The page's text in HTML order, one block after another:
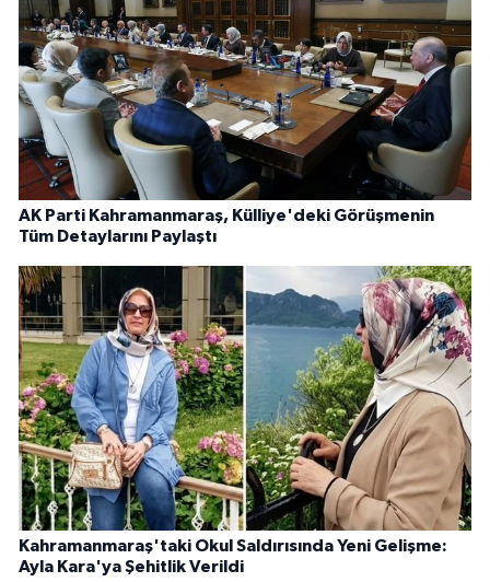
AK Parti Kahramanmaraş, Külliye'deki Görüşmenin
Tüm Detaylarını Paylaştı
Kahramanmaraş'taki Okul Saldırısında Yeni Gelişme:
Ayla Kara'ya Şehitlik Verildi